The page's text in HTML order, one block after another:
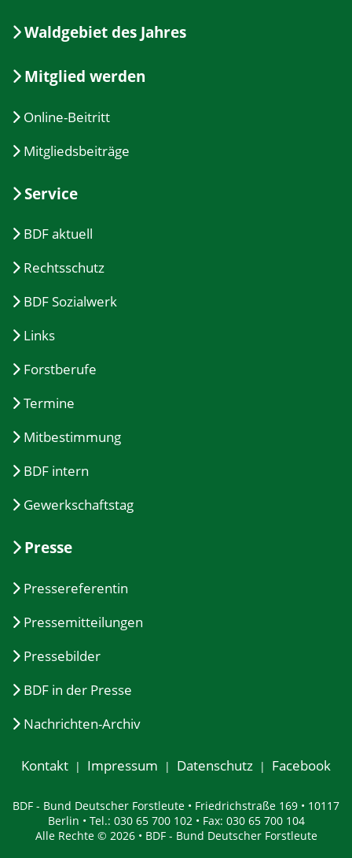
Waldgebiet des Jahres
Mitglied werden
Online-Beitritt
Mitgliedsbeiträge
Service
BDF aktuell
Rechtsschutz
BDF Sozialwerk
Links
Forstberufe
Termine
Mitbestimmung
BDF intern
Gewerkschaftstag
Presse
Pressereferentin
Pressemitteilungen
Pressebilder
BDF in der Presse
Nachrichten-Archiv
Kontakt Impressum Datenschutz Facebook
BDF - Bund Deutscher Forstleute • Friedrichstraße 169 • 10117
Berlin • Tel.: 030 65 700 102 • Fax: 030 65 700 104
Alle Rechte © 2026 • BDF - Bund Deutscher Forstleute